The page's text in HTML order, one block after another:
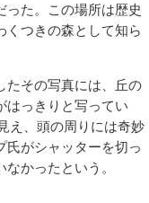
った。この場所は歴史
くつきの森として知ら
その写真には、丘の
はっきりと写ってい
え、頭の周りには奇妙
氏がシャッターを切っ
かったという。